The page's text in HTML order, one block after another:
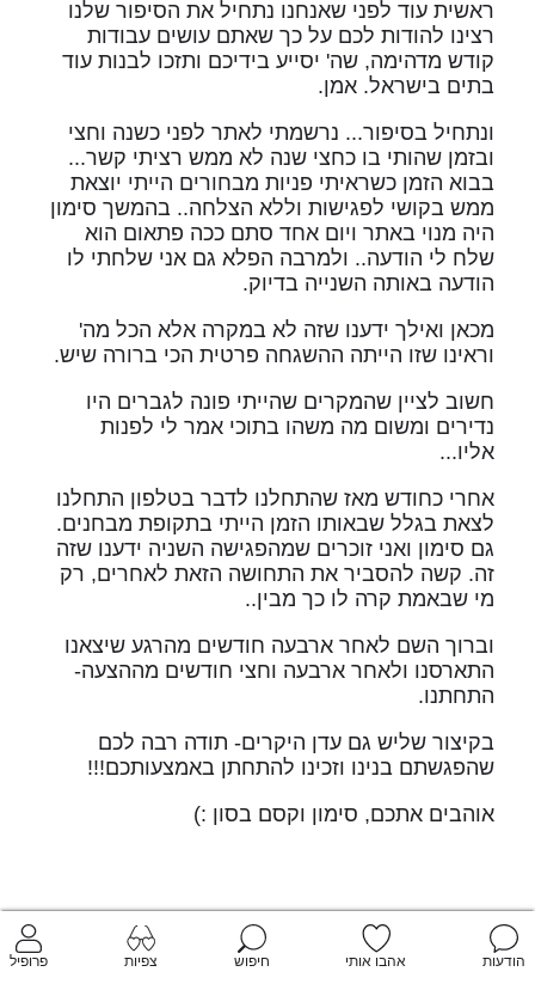
הודעות אהבו אותי חיפוש צפיות פרופיל
ראשית עוד לפני שאנחנו נתחיל את הסיפור שלנו
רצינו להודות לכם על כך שאתם עושים עבודות
קודש מדהימה, שה' יסייע בידיכם ותזכו לבנות עוד
בתים בישראל. אמן.
ונתחיל בסיפור... נרשמתי לאתר לפני כשנה וחצי
ובזמן שהותי בו כחצי שנה לא ממש רציתי קשר...
בבוא הזמן כשראיתי פניות מבחורים הייתי יוצאת
ממש בקושי לפגישות וללא הצלחה.. בהמשך סימון
היה מנוי באתר ויום אחד סתם ככה פתאום הוא
שלח לי הודעה.. ולמרבה הפלא גם אני שלחתי לו
הודעה באותה השנייה בדיוק.
מכאן ואילך ידענו שזה לא במקרה אלא הכל מה'
וראינו שזו הייתה ההשגחה פרטית הכי ברורה שיש.
חשוב לציין שהמקרים שהייתי פונה לגברים היו
נדירים ומשום מה משהו בתוכי אמר לי לפנות
אליו...
אחרי כחודש מאז שהתחלנו לדבר בטלפון התחלנו
לצאת בגלל שבאותו הזמן הייתי בתקופת מבחנים.
גם סימון ואני זוכרים שמהפגישה השניה ידענו שזה
זה. קשה להסביר את התחושה הזאת לאחרים, רק
מי שבאמת קרה לו כך מבין..
וברוך השם לאחר ארבעה חודשים מהרגע שיצאנו
התארסנו ולאחר ארבעה וחצי חודשים מההצעה-
התחתנו.
בקיצור שליש גם עדן היקרים- תודה רבה לכם
שהפגשתם בנינו וזכינו להתחתן באמצעותכם!!!
אוהבים אתכם, סימון וקסם בסון :)